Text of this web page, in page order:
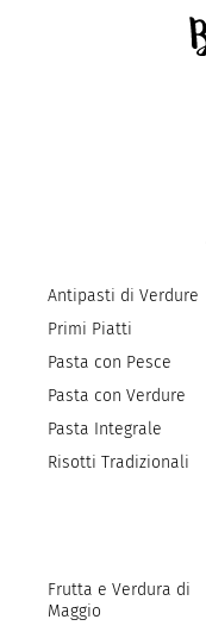
Antipasti di Verdure
Primi Piatti
Pasta con Pesce
Pasta con Verdure
Pasta Integrale
Risotti Tradizionali
Frutta e Verdura di
Maggio